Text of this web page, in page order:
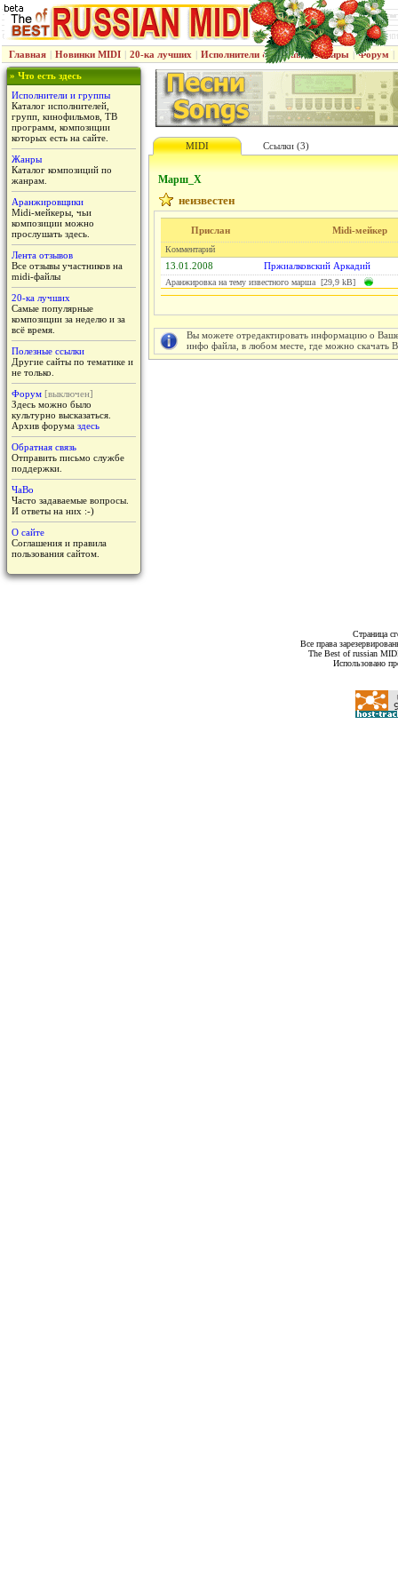
Главная | Новинки MIDI | 20-ка лучших | Исполнители & группы | Жанры | Форум |
» Что есть здесь
Исполнители и группы
Каталог исполнителей,
групп, кинофильмов, ТВ
программ, композиции
которых есть на сайте.
Жанры
Каталог композиций по
жанрам.
Аранжировщики
Midi-мейкеры, чьи
композиции можно
прослушать здесь.
Лента отзывов
Все отзывы участников на
midi-файлы
20-ка лучших
Самые популярные
композиции за неделю и за
всё время.
Полезные ссылки
Другие сайты по тематике и
не только.
Форум [выключен]
Здесь можно было
культурно высказаться.
Архив форума здесь
Обратная связь
Отправить письмо службе
поддержки.
ЧаВо
Часто задаваемые вопросы.
И ответы на них :-)
О сайте
Соглашения и правила
пользования сайтом.
MIDI Ссылки (3)
Марш_Х
неизвестен
Прислан Midi-мейкер
Комментарий
13.01.2008 Пржиалковский Аркадий
Аранжировка на тему известного марша [29,9 kB]
Вы можете отредактировать информацию о
инфо файла, в любом месте, где можно скачать
Страница
Все права
The Best of russian
Использовано